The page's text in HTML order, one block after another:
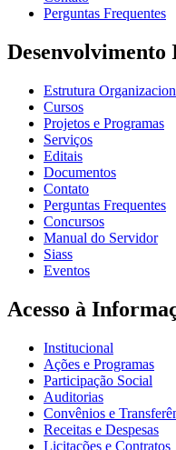
Perguntas Frequentes
Estrutura
Cursos
Projetos e Programas
Serviços
Editais
Documentos
Contato
Perguntas Frequentes
Concursos
Manual do Servidor
Siass
Eventos
Acesso à
Institucional
Ações e Programas
Participação Social
Auditorias
Convênios e
Receitas e Despesas
Licitações e Contratos